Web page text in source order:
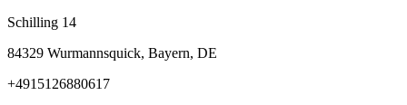
Schilling 14
84329 Wurmannsquick, Bayern, DE
+4915126880617